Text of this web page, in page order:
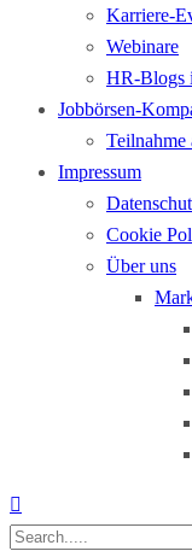
Karriere-
Webinare
HR-Blogs
Jobbörsen-
Teilnahme
Impressum
Cookie
Über uns